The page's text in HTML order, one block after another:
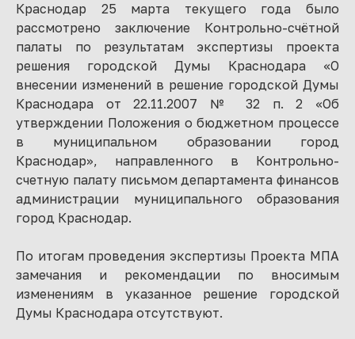
Краснодар 25 марта текущего года было
рассмотрено заключение Контрольно-счётной
палаты по результатам экспертизы проекта
решения городской Думы Краснодара «О
внесении изменений в решение городской Думы
Краснодара от 22.11.2007 № 32 п. 2 «Об
утверждении Положения о бюджетном процессе
в муниципальном образовании город
Краснодар», направленного в Контрольно-
счетную палату письмом департамента финансов
администрации муниципального образования
город Краснодар.
По итогам проведения экспертизы Проекта МПА
замечания и рекомендации по вносимым
изменениям в указанное решение городской
Думы Краснодара отсутствуют.